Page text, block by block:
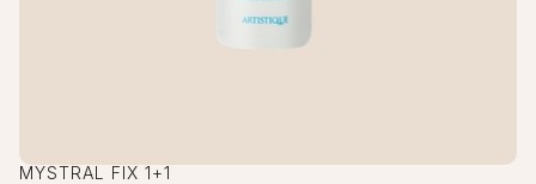
MYSTRAL FIX 1+1